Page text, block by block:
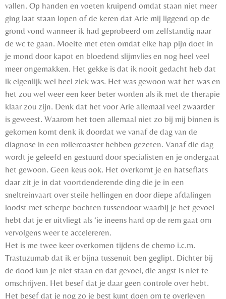
vallen. Op handen en voeten kruipend omdat staan niet meer
ging laat staan lopen of de keren dat Arie mij liggend op de
grond vond wanneer ik had geprobeerd om zelfstandig naar
de wc te gaan. Moeite met eten omdat elke hap pijn doet in
je mond door kapot en bloedend slijmvlies en nog heel veel
meer ongemakken. Het gekke is dat ik nooit gedacht heb dat
ik eigenlijk wel heel ziek was. Het was gewoon wat het was en
het zou wel weer een keer beter worden als ik met de therapie
klaar zou zijn. Denk dat het voor Arie allemaal veel zwaarder
is geweest. Waarom het toen allemaal niet zo bij mij binnen is
gekomen komt denk ik doordat we vanaf de dag van de
diagnose in een rollercoaster hebben gezeten. Vanaf die dag
wordt je geleefd en gestuurd door specialisten en je ondergaat
het gewoon. Geen keus ook. Het overkomt je en hatseflats
daar zit je in dat voortdenderende ding die je in een
sneltreinvaart over steile hellingen en door diepe afdalingen
loodst met scherpe bochten tussendoor waarbij je het gevoel
hebt dat je er uitvliegt als ‘ie ineens hard op de rem gaat om
vervolgens weer te accelereren.
Het is me twee keer overkomen tijdens de chemo i.c.m.
Trastuzumab dat ik er bijna tussenuit ben geglipt. Dichter bij
de dood kun je niet staan en dat gevoel, die angst is niet te
omschrijven. Het besef dat je daar geen controle over hebt.
Het besef dat je nog zo je best kunt doen om te overleven